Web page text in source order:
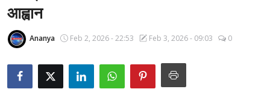
About Us
देश
बिज़नेस
आह्वान
Ananya Feb 2, 2026 - 22:53 Feb 3, 2026 - 09:03 0